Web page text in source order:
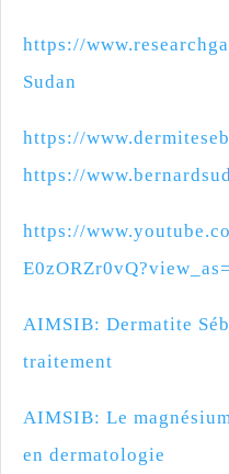
https://
Sudan
https://
https://
https://
AIMSIB: Dermatite
traitement
AIMSIB: Le
en dermatologie